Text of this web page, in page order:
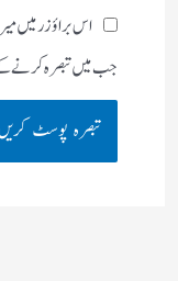
اس براؤزر میں
جب میں تبصرہ کرنے